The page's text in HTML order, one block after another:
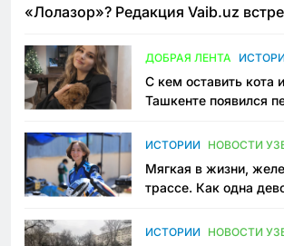
«Лолазор»? Редакция Vaib.uz
ДОБРАЯ ЛЕНТА
С кем оставить кота
Ташкенте появился
ИСТОРИИ НОВОСТИ
Мягкая в жизни,
трассе. Как одна
Узбекистане
ИСТОРИИ НОВОСТИ